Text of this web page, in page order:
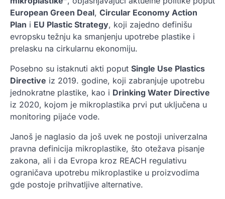
European Green Deal, Circular Economy Action
Plan i EU Plastic Strategy, koji zajedno definišu
evropsku težnju ka smanjenju upotrebe plastike i
prelasku na cirkularnu ekonomiju.
Posebno su istaknuti akti poput Single Use Plastics
Directive iz 2019. godine, koji zabranjuje upotrebu
jednokratne plastike, kao i Drinking Water Directive
iz 2020, kojom je mikroplastika prvi put uključena u
monitoring pijaće vode.
Janoš je naglasio da još uvek ne postoji univerzalna
pravna definicija mikroplastike, što otežava pisanje
zakona, ali i da Evropa kroz REACH regulativu
ograničava upotrebu mikroplastike u proizvodima
gde postoje prihvatljive alternative.